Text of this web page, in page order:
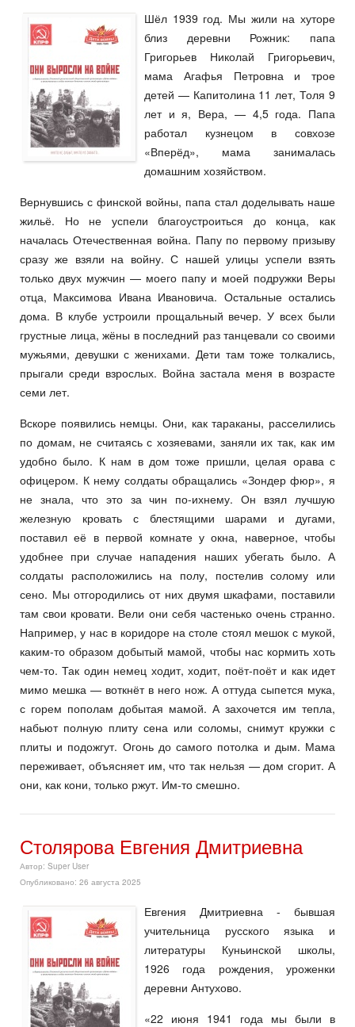
Шёл 1939 год. Мы жили на хуторе
близ деревни Рожник: папа
Григорьев Николай Григорьевич,
мама Агафья Петровна и трое
детей — Капитолина 11 лет, Толя 9
лет и я, Вера, — 4,5 года. Папа
работал кузнецом в совхозе
«Вперёд», мама занималась
домашним хозяйством.
Вернувшись с финской войны, папа стал доделывать наше
жильё. Но не успели благоустроиться до конца, как
началась Отечественная война. Папу по первому призыву
сразу же взяли на войну. С нашей улицы успели взять
только двух мужчин — моего папу и моей подружки Веры
отца, Максимова Ивана Ивановича. Остальные остались
дома. В клубе устроили прощальный вечер. У всех были
грустные лица, жёны в последний раз танцевали со своими
мужьями, девушки с женихами. Дети там тоже толкались,
прыгали среди взрослых. Война застала меня в возрасте
семи лет.
Вскоре появились немцы. Они, как тараканы, расселились
по домам, не считаясь с хозяевами, заняли их так, как им
удобно было. К нам в дом тоже пришли, целая орава с
офицером. К нему солдаты обращались «Зондер фюр», я
не знала, что это за чин по-ихнему. Он взял лучшую
железную кровать с блестящими шарами и дугами,
поставил её в первой комнате у окна, наверное, чтобы
удобнее при случае нападения наших убегать было. А
солдаты расположились на полу, постелив солому или
сено. Мы отгородились от них двумя шкафами, поставили
там свои кровати. Вели они себя частенько очень странно.
Например, у нас в коридоре на столе стоял мешок с мукой,
каким-то образом добытый мамой, чтобы нас кормить хоть
чем-то. Так один немец ходит, ходит, поёт-поёт и как идет
мимо мешка — воткнёт в него нож. А оттуда сыпется мука,
с горем пополам добытая мамой. А захочется им тепла,
набьют полную плиту сена или соломы, снимут кружки с
плиты и подожгут. Огонь до самого потолка и дым. Мама
переживает, объясняет им, что так нельзя — дом сгорит. А
они, как кони, только ржут. Им-то смешно.
Столярова Евгения Дмитриевна
Автор: Super User
Опубликовано: 26 августа 2025
Евгения Дмитриевна - бывшая
учительница русского языка и
литературы Куньинской школы,
1926 года рождения, уроженки
деревни Антухово.
«22 июня 1941 года мы были в